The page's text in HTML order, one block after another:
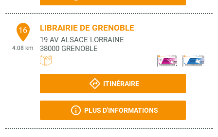
16
4.08 km
LIBRAIRIE DE GRENOBLE
19 AV ALSACE LORRAINE
38000 GRENOBLE
ITINÉRAIRE
PLUS D'INFORMATIONS